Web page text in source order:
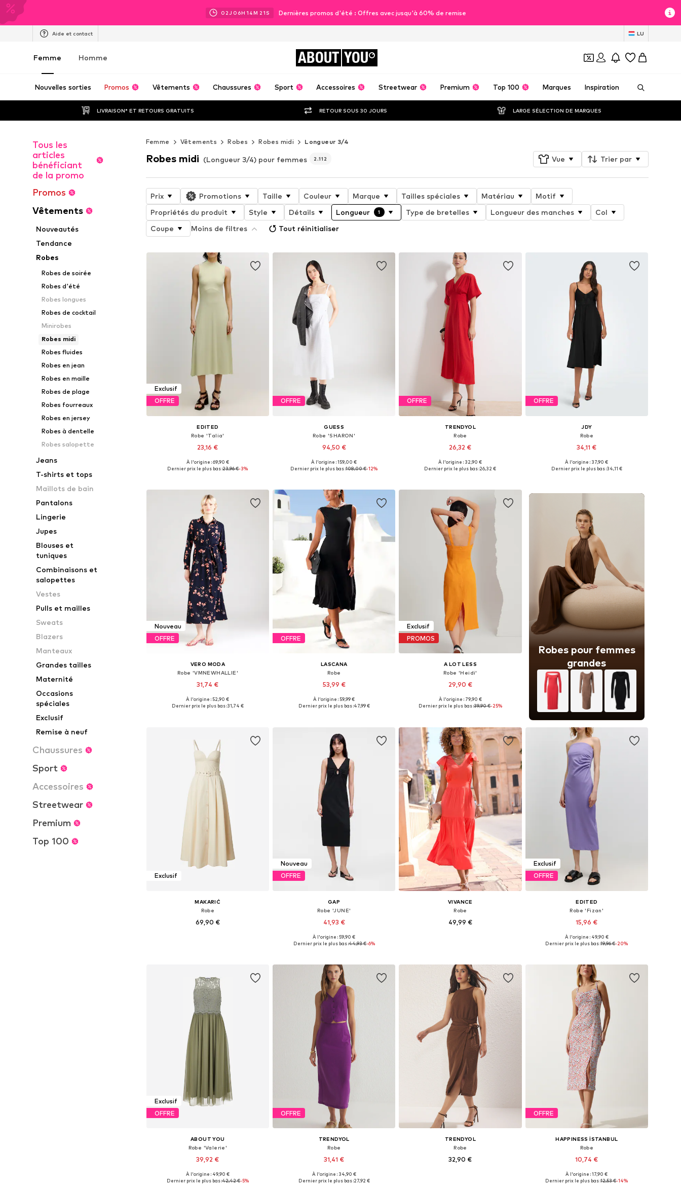
02J 06H 14M 18 S Dernières promos d'été : Offres avec jusqu'à 60% de remise
Aide et contact LU
Femme Homme ABOUT YOU
Nouvelles sorties Promos Vêtements Chaussures Sport Accessoires Streetwear Premium Top 100 Marques Inspiration
LIVRAISON* ET RETOURS GRATUITS RETOUR SOUS 30 JOURS LARGE SÉLECTION DE MARQUES
Tous les
articles
bénéficiant
de la promo
Promos
Vêtements
Nouveautés
Tendance
Robes
Robes de soirée
Robes d'été
Robes longues
Robes de cocktail
Minirobes
Robes midi
Robes fluides
Robes en jean
Robes en maille
Robes de plage
Robes fourreaux
Robes en jersey
Robes à dentelle
Robes salopette
Jeans
T-shirts et tops
Maillots de bain
Pantalons
Lingerie
Jupes
Blouses et
tuniques
Combinaisons et
salopettes
Vestes
Pulls et mailles
Sweats
Blazers
Manteaux
Grandes tailles
Maternité
Occasions
spéciales
Exclusif
Remise à neuf
Chaussures
Sport
Accessoires
Streetwear
Premium
Top 100
Femme Vêtements Robes Robes midi Longueur 3/4
Robes midi (Longueur 3/4) pour femmes 2.112 Vue Trier par
Prix Promotions Taille Couleur Marque Tailles spéciales Matériau
Motif
Propriétés du produit
Style Détails Longueur 1 Type de bretelles Longueur des manches
Col
Coupe
Moins de filtres Tout réinitialiser
Exclusif
OFFRE
EDITED
Robe 'Talia'
23,16 €
+5
Tailles disponibles: 34, 36, 38, 40, 42
À l'origine : 69,90 €
Dernier prix le plus bas :23,96 €-3%
OFFRE
GUESS
Robe 'SHARON'
94,50 €
Tailles disponibles: 34, 36, 38
À l'origine : 159,00 €
Dernier prix le plus bas :108,00 €-12%
OFFRE
TRENDYOL
Robe
26,32 €
Tailles disponibles: 34, 36, 38, 40, 42
À l'origine : 32,90 €
Dernier prix le plus bas :26,32 €
OFFRE
JDY
Robe
34,11 €
Tailles disponibles: 34, 38, 40, 42
À l'origine : 37,90 €
Dernier prix le plus bas :34,11 €
Nouveau
OFFRE
VERO MODA
Robe 'VMNEWHALLIE'
31,74 €
Tailles disponibles: 34, 36, 38, 40, 42
À l'origine : 52,90 €
Dernier prix le plus bas :31,74 €
OFFRE
LASCANA
Robe
53,99 €
Tailles disponibles: 34, 36, 38, 40, 46
À l'origine : 59,99 €
Dernier prix le plus bas :47,99 €
Exclusif
PROMOS
A LOT LESS
Robe 'Heidi'
29,90 €
Tailles disponibles: 40, 42, 44
À l'origine : 79,90 €
Dernier prix le plus bas :39,90 €-25%
Robes pour femmes
grandes
Exclusif
MAKARIĆ
Robe
69,90 €
Nouveau
OFFRE
GAP
Robe 'JUNE'
41,93 €
Tailles disponibles: 34, 36, 38, 40
À l'origine : 59,90 €
Dernier prix le plus bas :44,93 €-6%
VIVANCE
Robe
49,99 €
Exclusif
OFFRE
EDITED
Robe 'Fizan'
15,96 €
Tailles disponibles: 34, 36, 38, 40, 42
À l'origine : 49,90 €
Dernier prix le plus bas :19,96 €-20%
Exclusif
OFFRE
ABOUT YOU
Robe 'Valerie'
39,92 €
Tailles disponibles: 34, 36, 38, 40, 44
À l'origine : 49,90 €
Dernier prix le plus bas :42,42 €-5%
OFFRE
TRENDYOL
Robe
31,41 €
Tailles disponibles: 34, 36, 38, 42
À l'origine : 34,90 €
Dernier prix le plus bas :27,92 €
TRENDYOL
Robe
32,90 €
OFFRE
HAPPINESS İSTANBUL
Robe
10,74 €
Tailles disponibles: 36, 40
À l'origine : 17,90 €
Dernier prix le plus bas :12,53 €-14%